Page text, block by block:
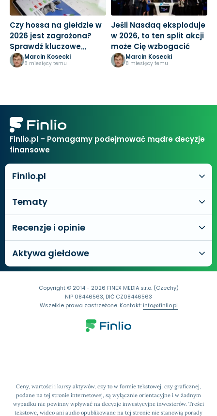
Czy hossa na giełdzie w
2026 jest zagrożona?
Sprawdź kluczowe
ryzyka!Marcin Kosecki
8 miesięcy temu
Jeśli Nasdaq eksploduje
w 2026, to ten split akcji
może Cię wzbogacić
Marcin Kosecki
8 miesięcy temu
Finlio.pl – Pomagamy podejmować mądre decyzje
finansowe
Finlio.pl
Tematy
Recenzje i opinie
Aktywa giełdowe
Ceny, wartości i kursy aktywów, czy to w formie tekstowej, czy graficznej,
podane na tej stronie internetowej, są wyłącznie orientacyjne i w żadnym
wypadku nie powinny wpływać na decyzje inwestycyjne inwestorów. Treści
tekstowe, wideo ani audio opublikowane na tej stronie nie stanowią porady
Copyright © 2014 - 2026 FINEX MEDIA s.r.o. (Czechy)
NIP 08446563, DIČ CZ08446563
Wszelkie prawa zastrzeżone. Kontakt:info@finlio.pl